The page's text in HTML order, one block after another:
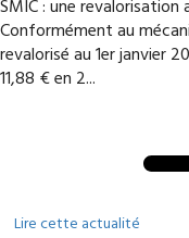
SMIC : une
Conformément au
revalorisé au 1er janvier
11,88 € en 2...
Lire cette actualité